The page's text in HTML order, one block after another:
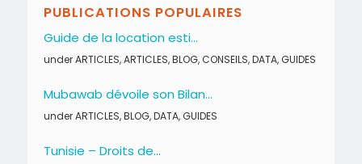
PUBLICATIONS POPULAIRES
Guide de la location esti...
underARTICLES,ARTICLES,BLOG,CONSEILS,DATA,GUIDES
Mubawab dévoile son Bilan...
underARTICLES,BLOG,DATA,GUIDES
Tunisie – Droits de...